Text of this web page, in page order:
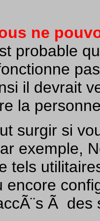
ne
probable
il devrait
la
surgir si
exemple,
tels
Ã